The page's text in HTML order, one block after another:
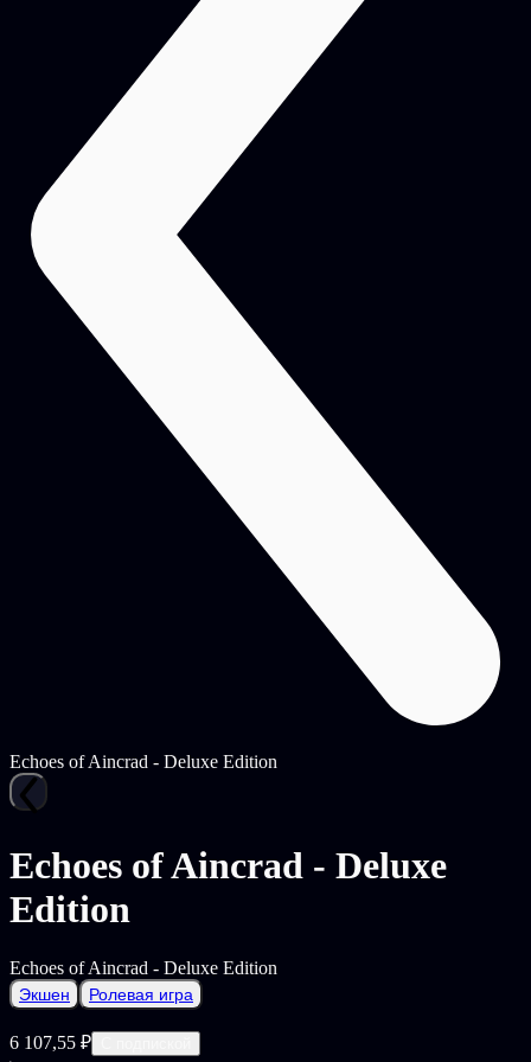
Echoes of Aincrad - Deluxe Edition
Echoes of Aincrad - Deluxe
Edition
Echoes of Aincrad - Deluxe Edition
Экшен Ролевая игра
6 107,55 ₽